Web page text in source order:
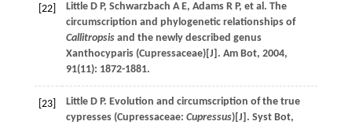
[22] Little D P, Schwarzbach A E, Adams R P, et al. The
circumscription and phylogenetic relationships of
Callitropsisand the newly described genus
Xanthocyparis (Cupressaceae)[J]. Am Bot, 2004,
91(11): 1872-1881.
[23] Little D P. Evolution and circumscription of the true
cypresses (Cupressaceae: Cupressus)[J]. Syst Bot,